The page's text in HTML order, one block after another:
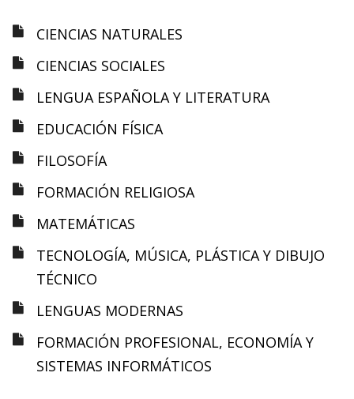
CIENCIAS NATURALES
CIENCIAS SOCIALES
LENGUA ESPAÑOLA Y LITERATURA
EDUCACIÓN FÍSICA
FILOSOFÍA
FORMACIÓN RELIGIOSA
MATEMÁTICAS
TECNOLOGÍA, MÚSICA, PLÁSTICA Y DIBUJO
TÉCNICO
LENGUAS MODERNAS
FORMACIÓN PROFESIONAL, ECONOMÍA Y
SISTEMAS INFORMÁTICOS